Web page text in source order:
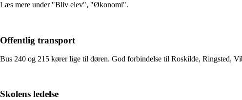
Læs mere under "Bliv elev", "Økonomi".
Offentlig transport
Bus 240 og 215 kører lige til døren. God forbindelse til Roskilde, Ringsted,
Skolens ledelse